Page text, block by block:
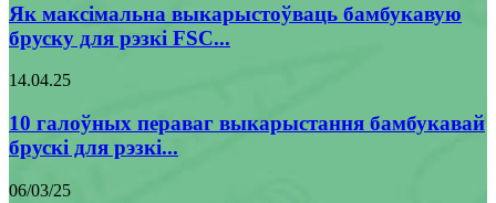
Як максімальна выкарыстоўваць бамбукавую
бруску для рэзкі FSC...
14.04.25
10 галоўных пераваг выкарыстання бамбукавай
брускі для рэзкі...
06/03/25